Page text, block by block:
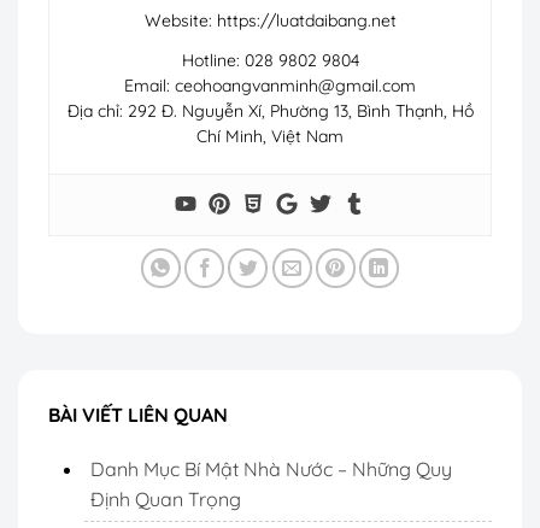
Website: https://luatdaibang.net
Hotline: 028 9802 9804
Email: ceohoangvanminh@gmail.com
Địa chỉ: 292 Đ. Nguyễn Xí, Phường 13, Bình Thạnh, Hồ
Chí Minh, Việt Nam
BÀI VIẾT LIÊN QUAN
Danh Mục Bí Mật Nhà Nước – Những Quy
Định Quan Trọng